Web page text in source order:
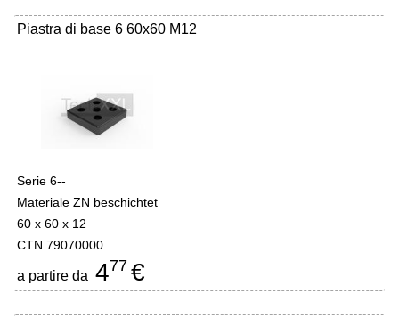
Piastra di base 6 60x60 M12
Serie 6--
Materiale ZN beschichtet
60 x 60 x 12
CTN 79070000
a partire da 477 €